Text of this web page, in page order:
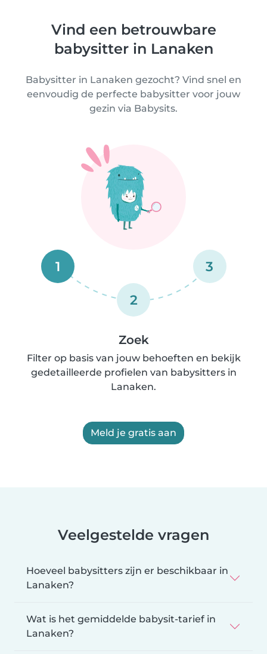
Vind een betrouwbare
babysitter in Lanaken
Babysitter in Lanaken gezocht? Vind snel en
eenvoudig de perfecte babysitter voor jouw
gezin via Babysits.
1
2
3
Zoek
Filter op basis van jouw behoeften en bekijk
gedetailleerde profielen van babysitters in
Lanaken.
Meld je gratis aan
Veelgestelde vragen
Hoeveel babysitters zijn er beschikbaar in
Lanaken?
Wat is het gemiddelde babysit-tarief in
Lanaken?